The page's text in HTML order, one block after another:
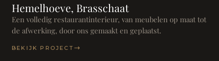
Hemelhoeve, Brasschaat
Een volledig restaurantinterieur, van meubelen op maat tot
de afwerking, door ons gemaakt en geplaatst.
BEKIJK PROJECT